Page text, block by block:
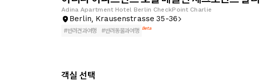
Adina Apartment Hotel Berlin CheckPoint Charlie
Berlin, Krausenstrasse 35-36
#반려견과여행 #반려동물과여행 Beta
객실 선택